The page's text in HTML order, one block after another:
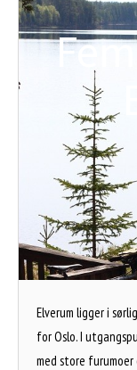
Elverum ligger i
for Oslo. I
med store